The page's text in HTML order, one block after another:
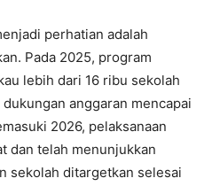
perhatian adalah
Pada 2025, program
lebih dari 16 ribu sekolah
anggaran mencapai
2026, pelaksanaan
dan telah menunjukkan
sekolah ditargetkan selesai